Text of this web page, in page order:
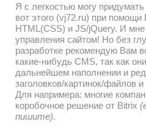
Я с легкостью могу
вот этого (vj72.ru) при
HTML(CSS) и JS/jQuery. И
управления сайтом! Но без
разработке рекомендую Вам
какие-нибудь CMS, так как
дальнейшем наполнении и
заголовков/картинок/файлов и
Для напримера: многие
коробочное решение от Bitrix
пишите).